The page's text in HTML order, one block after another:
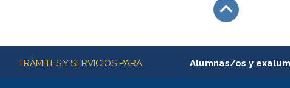
Más información
TRÁMITES Y SERVICIOS PARA Alumnas/os y